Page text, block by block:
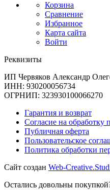
Корзина
Сравнение
Избранное
Карта сайта
Войти
Реквизиты
ИП Червяков Александр
ИНН: 930200056734
ОГРНИП: 323930100066270
Гарантия и возврат
Согласие на обработку
Публичная оферта
Пользовательское
Политика обработки
Сайт создан Web-
Остались довольны